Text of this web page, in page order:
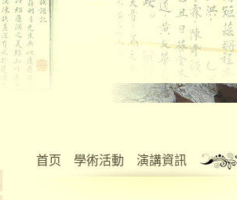
首页 學術活動 演講資訊